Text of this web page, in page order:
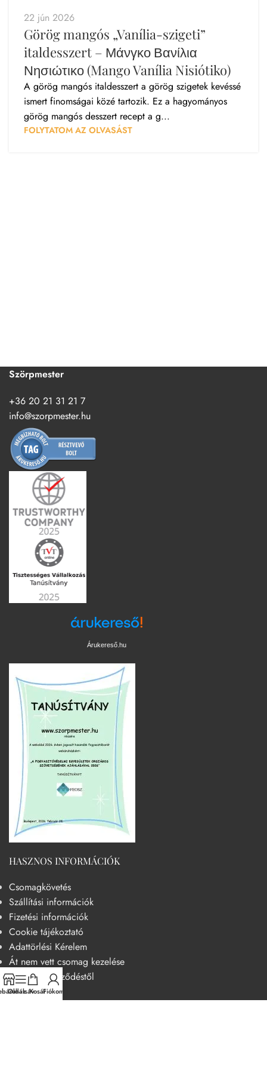
22 jún 2026
Görög mangós „Vanília-szigeti”
italdesszert – Μάνγκο Βανίλια
Νησιώτικο (Mango Vanília Nisiótiko)
A görög mangós italdesszert a görög szigetek kevéssé
ismert finomságai közé tartozik. Ez a hagyományos
görög mangós desszert recept a g...
FOLYTATOM AZ OLVASÁST
Szörpmester
+36 20 21 31 21 7
info@szorpmester.hu
Árukereső.hu
HASZNOS INFORMÁCIÓK
Csomagkövetés
Szállítási információk
Fizetési információk
Cookie tájékoztató
Adattörlési Kérelem
Át nem vett csomag kezelése
Elállás a szerződéstől
OldalsávKosárFiókom